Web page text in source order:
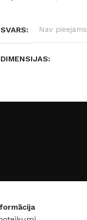
SVARS Nav pieejams
DIMENSIJAS